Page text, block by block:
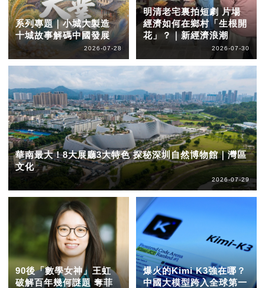
系列專題｜小城大製造
十城故事解碼中國發展
2026-07-28
明清老宅裏拍短劇 片場
經濟如何在鄉村「生根開
花」？｜新經濟浪潮
2026-07-30
華南最大！8大展廳3大特色 探秘深圳自然博物館｜灣區
文化
2026-07-29
90後「數學女神」王虹
破解百年幾何謎題 奪菲
爆火的Kimi K3強在哪？
中國大模型跨入全球第一